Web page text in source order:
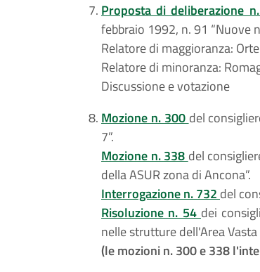
Proposta di deliberazione
febbraio 1992, n. 91 “Nuove
Relatore di maggioranza:
Relatore di minoranza:
Discussione e votazione
Mozione n. 300 del
7”.
Mozione n. 338 del
della ASUR zona di Ancona”.
Interrogazione n. 732 del
Risoluzione n. 54 dei
nelle strutture dell'Area Vasta
(le mozioni n. 300 e 338